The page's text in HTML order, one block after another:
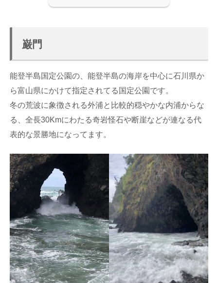
巌門
能登半島国定公園の、能登半島の海岸を中心に石川県か
ら富山県にかけて指定されてる国定公園です。
冬の荒波に象徴される外浦と比較的穏やかな内浦からな
る、全長30Kmにわたる奇岩怪石や断崖などが連なる代
表的な景勝地になってます。